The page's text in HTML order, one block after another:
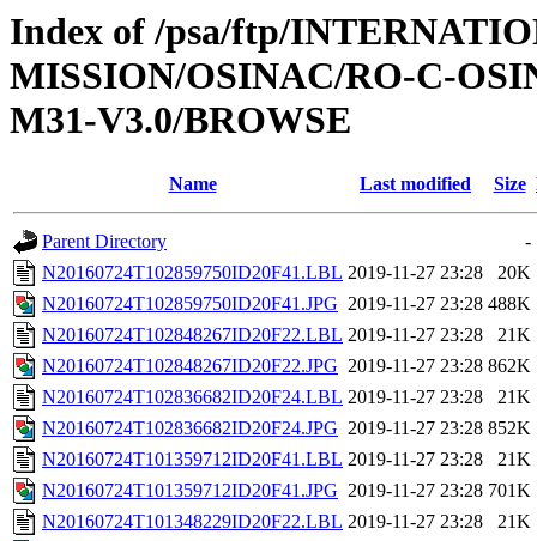
Index of /psa/ftp/
MISSION/OSINAC/RO-C-
M31-V3.0/BROWSE
Name Last modified Size
Parent Directory
-
N20160724T102859750ID20F41.LBL 2019-11-27 23:28
20K
N20160724T102859750ID20F41.JPG 2019-11-27 23:28 488K
N20160724T102848267ID20F22.LBL 2019-11-27 23:28
21K
N20160724T102848267ID20F22.JPG 2019-11-27 23:28 862K
N20160724T102836682ID20F24.LBL 2019-11-27 23:28
21K
N20160724T102836682ID20F24.JPG 2019-11-27 23:28 852K
N20160724T101359712ID20F41.LBL 2019-11-27 23:28
21K
N20160724T101359712ID20F41.JPG 2019-11-27 23:28 701K
N20160724T101348229ID20F22.LBL 2019-11-27 23:28
21K